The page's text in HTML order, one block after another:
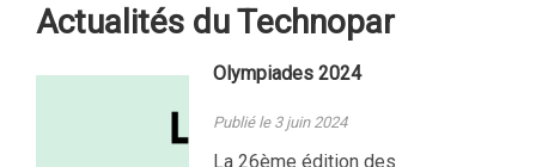
Actualités du Technopar
Olympiades 2024
Publié le 3 juin 2024
La 26ème édition des